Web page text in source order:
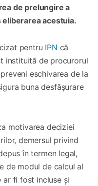
de prelungire a
acestuia.
pentru IPN că
instituită de procurorul
eschivarea de la
buna desfășurare
motivarea deciziei
demersul privind
în termen legal,
de modul de calcul al
ar fi fost incluse și